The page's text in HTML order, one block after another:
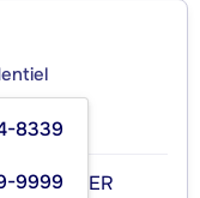
8339
9999
QUARTIER